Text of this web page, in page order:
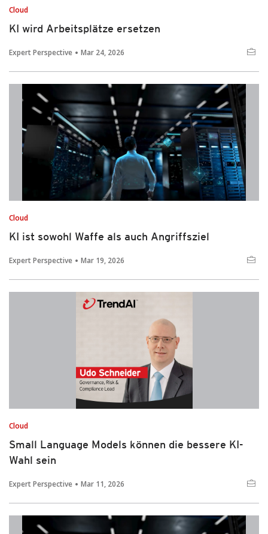
Cloud
KI wird Arbeitsplätze ersetzen
Expert Perspective Mar 24, 2026
Cloud
KI ist sowohl Waffe als auch Angriffsziel
Expert Perspective Mar 19, 2026
Cloud
Small Language Models können die bessere KI-
Wahl sein
Expert Perspective Mar 11, 2026